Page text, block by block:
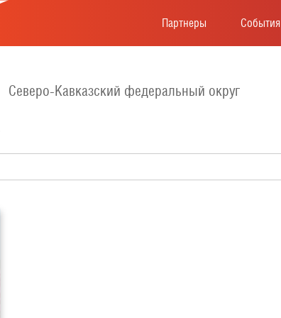
Партнеры События
Северо-Кавказский федеральный округ